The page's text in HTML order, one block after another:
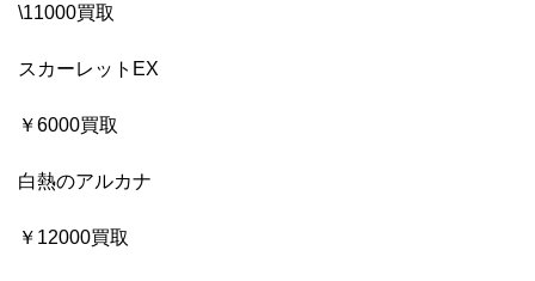
\11000買取
スカーレットEX
￥6000買取
白熱のアルカナ
￥12000買取